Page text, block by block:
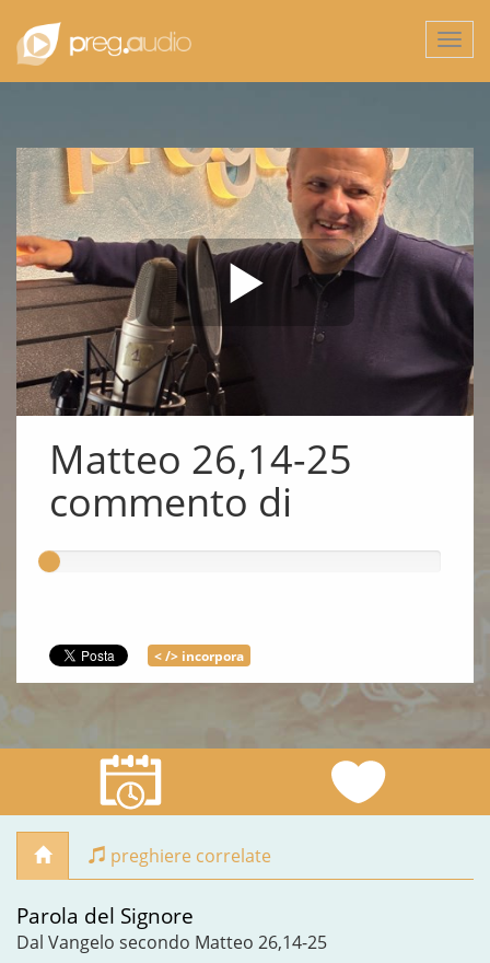
Matteo 26,14-25
commento di
< /> incorpora
preghiere correlate
Parola del Signore
Dal Vangelo secondo Matteo 26,14-25